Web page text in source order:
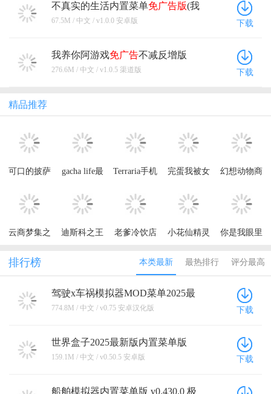
不真实的生活内置菜单免广告版(我
养你阿) v1.0.0 安卓版
67.5M / 中文 / v1.0.0 安卓版 下载
我养你阿游戏免广告不减反增版
v1.0.5 渠道版
276.6M / 中文 / v1.0.5 渠道版 下载
精品推荐
可口的披萨
2025正版
gacha life最
Terraria手机
完蛋我被女
游戏免广告
获取奖励
幻想动物商
取奖励
云商梦集之
版
迪斯科之王
老爹冷饮店
小花仙精灵
费版
你是我眼里
排行榜 本类最新 最热排行 评分最高
驾驶x车祸模拟器MOD菜单2025最
新版 v0.75 安卓汉化版
774.8M / 中文 / v0.75 安卓汉化版 下载
世界盒子2025最新版内置菜单版
(WorldBox) v0.50.5 安卓版
159.1M / 中文 / v0.50.5 安卓版 下载
船舶模拟器内置菜单版 v0.430.0 极